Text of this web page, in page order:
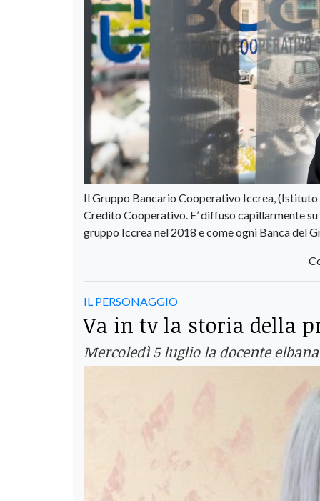
Il Gruppo Bancario Cooperativo Iccrea, (Istituto
Credito Cooperativo. E’ diffuso capillarmente
gruppo Iccrea nel 2018 e come ogni Banca del
IL PERSONAGGIO
Va in tv la storia della
Mercoledì 5 luglio la docente